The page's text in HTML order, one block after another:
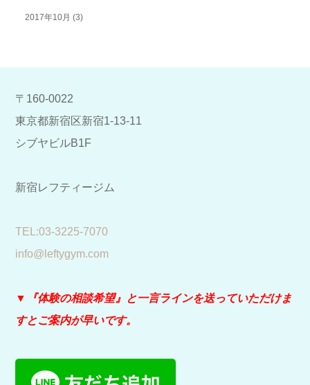
2017年10月 (3)
〒160-0022
東京都新宿区新宿1-13-11
シブヤビルB1F
新宿レフティージム
​TEL:03-3225-7070
info@leftygym.com
▼『体験の相談希望』と一言ラインを送っていただけま
すとご案内が早いです。